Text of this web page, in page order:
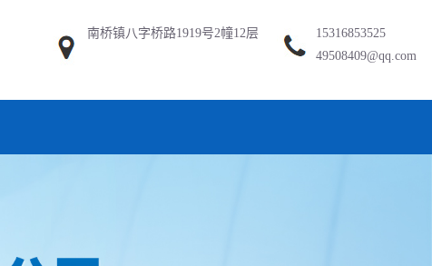
南桥镇八字桥路1919号2幢12层
15316853525
49508409@qq.com